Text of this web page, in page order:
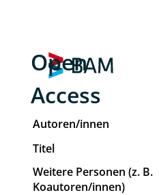
Open
Access
Autoren/innen
Titel
Weitere Personen (z. B.
Koautoren/innen)